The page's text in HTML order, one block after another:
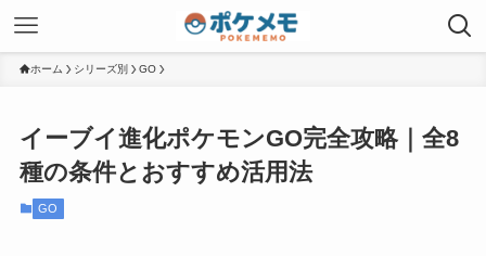
ホーム シリーズ別 GO
イーブイ進化ポケモンGO完全攻略｜全8
種の条件とおすすめ活用法
GO